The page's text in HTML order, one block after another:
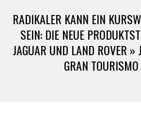
0
8
RADIKALER KANN EIN
SEIN: DIE NEUE
JAGUAR UND LAND ROVER »
GRAN